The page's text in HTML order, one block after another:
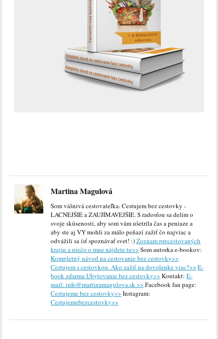
Martina Magulová
Som vášnivá cestovateľka. Cestujem bez cestovky -
LACNEJŠIE a ZAUJÍMAVEJŠIE. S radosťou sa delím o
svoje skúsenosti, aby som vám ušetrila čas a peniaze a
aby ste aj VY mohli za málo peňazí zažiť čo najviac a
odvážili sa ísť spoznávať svet! :)Zoznam precestovaných
krajín a niečo o mne nájdete tu>>Som autorka e-bookov:
Kompletný návod na cestovanie bez cestovky>>
Cestujem s cestovkou. Ako zažiť na dovolenke viac?>>E-
book zdarma Ubytovanie bez cestovky>>Kontakt:E-
mail: info@martinamagulova.sk >>Facebook fan page:
Cestujeme bez cestovky>>Instagram:
Cestujemebezcestovky>>